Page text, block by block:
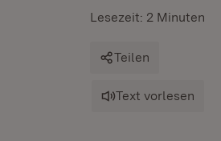
Lesezeit: 2 Minuten
Teilen
Text vorlesen